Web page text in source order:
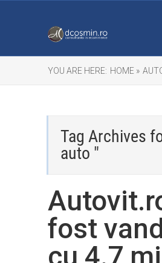
YOU ARE HERE: HOME »
Tag Archives
auto "
fost
cu 4.7